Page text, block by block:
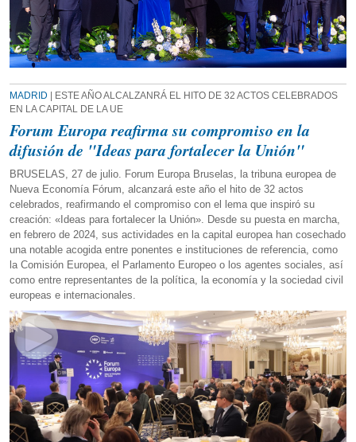
MADRID | ESTE AÑO ALCALZANRÁ EL HITO DE 32 ACTOS CELEBRADOS
EN LA CAPITAL DE LA UE
Forum Europa reafirma su compromiso en la
difusión de "Ideas para fortalecer la Unión"
BRUSELAS, 27 de julio. Forum Europa Bruselas, la tribuna europea de
Nueva Economía Fórum, alcanzará este año el hito de 32 actos
celebrados, reafirmando el compromiso con el lema que inspiró su
creación: «Ideas para fortalecer la Unión». Desde su puesta en marcha,
en febrero de 2024, sus actividades en la capital europea han cosechado
una notable acogida entre ponentes e instituciones de referencia, como
la Comisión Europea, el Parlamento Europeo o los agentes sociales, así
como entre representantes de la política, la economía y la sociedad civil
europeas e internacionales.